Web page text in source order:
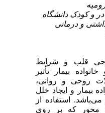
و کودک دانشگاه
و درمانی
قلب و شرایط
بیمار تأثیر
روحی و روانی،
بیمار و ایجاد خلل
استفاده از
محور که بر روی